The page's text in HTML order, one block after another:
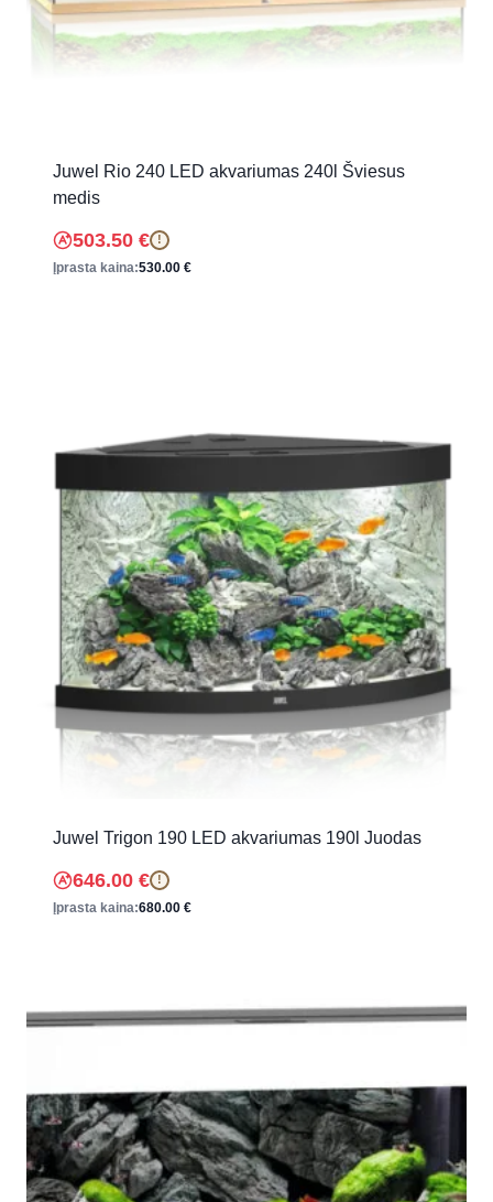
Juwel Rio 240 LED akvariumas 240l Šviesus
medis
503.50 € !
Įprasta kaina:530.00 €
Juwel Trigon 190 LED akvariumas 190l Juodas
646.00 € !
Įprasta kaina:680.00 €